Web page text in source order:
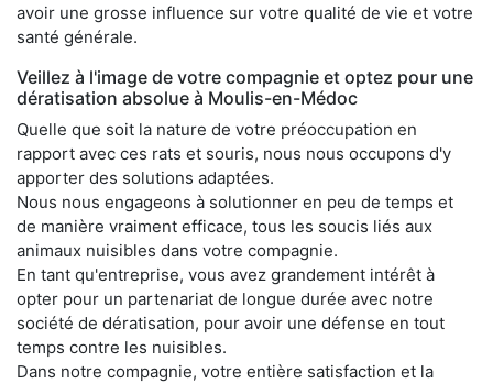
avoir une grosse influence sur votre qualité de vie et votre
santé générale.
Veillez à l'image de votre compagnie et optez pour une
dératisation absolue à Moulis-en-Médoc
Quelle que soit la nature de votre préoccupation en
rapport avec ces rats et souris, nous nous occupons d'y
apporter des solutions adaptées.
Nous nous engageons à solutionner en peu de temps et
de manière vraiment efficace, tous les soucis liés aux
animaux nuisibles dans votre compagnie.
En tant qu'entreprise, vous avez grandement intérêt à
opter pour un partenariat de longue durée avec notre
société de dératisation, pour avoir une défense en tout
temps contre les nuisibles.
Dans notre compagnie, votre entière satisfaction et la